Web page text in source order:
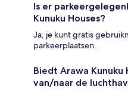
Is er
Kunuku Houses?
Ja, je kunt gratis
parkeerplaatsen.
Biedt Arawa Kunuku
van/naar de